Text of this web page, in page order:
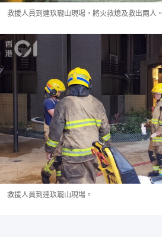
救援人員到達玖瓏山現場，將火救熄及救出兩人。
救援人員到達玖瓏山現場。